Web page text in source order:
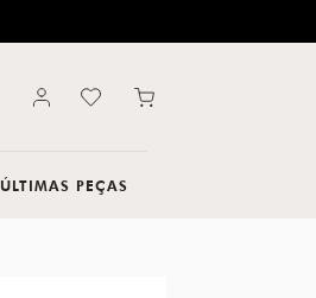
ÚLTIMAS PEÇAS